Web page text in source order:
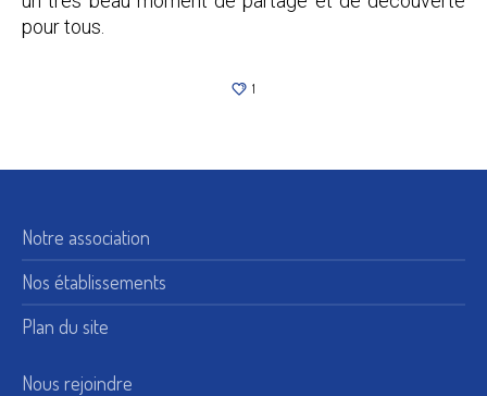
pour tous.
1
Notre association
Nos établissements
Plan du site
Nous rejoindre